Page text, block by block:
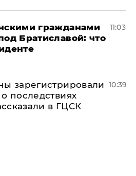
гражданами
Братиславой: что
11:03
зарегистрировали
последствиях
в ГЦСК
10:39